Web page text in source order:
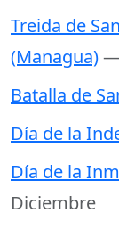
Treida de
(Managua)—
Batalla de
Día de la
Día de la
Diciembre